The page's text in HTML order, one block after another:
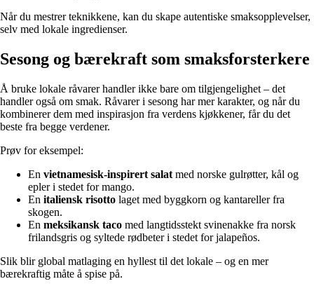
Når du mestrer teknikkene, kan du skape autentiske smaksopplevelser,
selv med lokale ingredienser.
Sesong og bærekraft som smaksforsterkere
Å bruke lokale råvarer handler ikke bare om tilgjengelighet – det
handler også om smak. Råvarer i sesong har mer karakter, og når du
kombinerer dem med inspirasjon fra verdens kjøkkener, får du det
beste fra begge verdener.
Prøv for eksempel:
En vietnamesisk-inspirert salat med norske gulrøtter, kål og
epler i stedet for mango.
En italiensk risotto laget med byggkorn og kantareller fra
skogen.
En meksikansk taco med langtidsstekt svinenakke fra norsk
frilandsgris og syltede rødbeter i stedet for jalapeños.
Slik blir global matlaging en hyllest til det lokale – og en mer
bærekraftig måte å spise på.